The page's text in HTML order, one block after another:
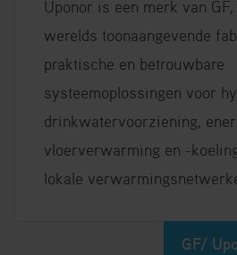
Uponor is een merk van GF,
werelds toonaangevende
praktische en betrouwbare
systeemoplossingen voor
drinkwatervoorziening,
vloerverwarming en -
lokale
GF/